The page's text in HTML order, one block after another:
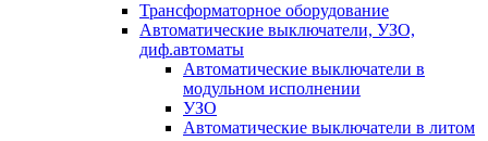
Трансформаторное оборудование
Автоматические выключатели, УЗО,
диф.автоматы
Автоматические выключатели в
модульном исполнении
УЗО
Автоматические выключатели в литом